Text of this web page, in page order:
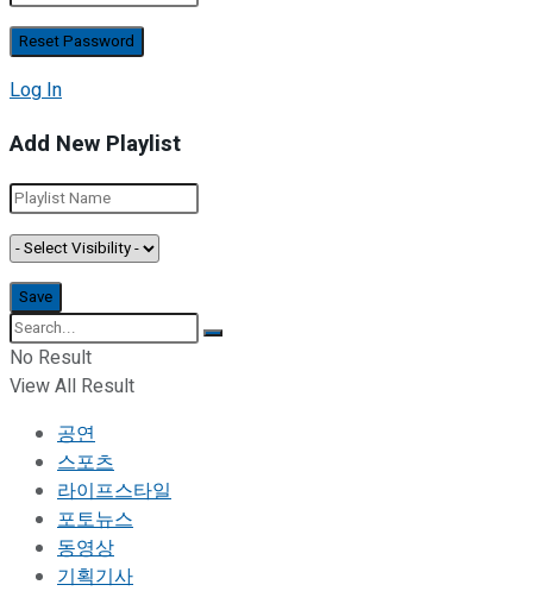
Log In
Add New Playlist
No Result
View All Result
공연
스포츠
라이프스타일
포토뉴스
동영상
기획기사